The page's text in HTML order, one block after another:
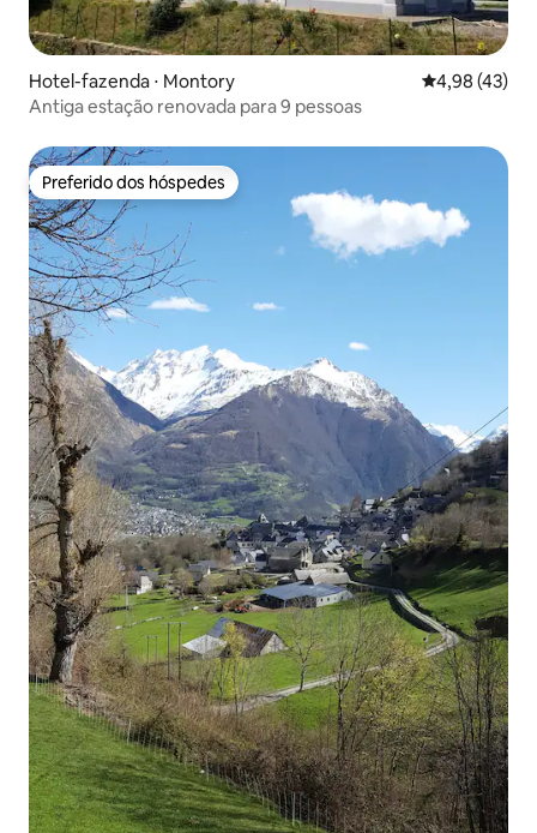
Hotel-fazenda ⋅ Montory 4,98 de uma
4,98 (43)
Antiga estação renovada para 9 pessoas
Preferido dos hóspedes
Preferido dos hóspedes